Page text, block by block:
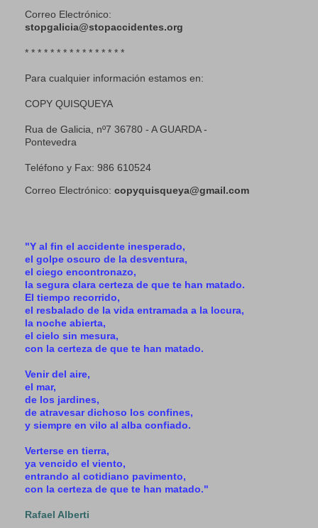
Correo Electrónico:
stopgalicia@stopaccidentes.org
* * * * * * * * * * * * * * * *
Para cualquier información estamos en:
COPY QUISQUEYA
Rua de Galicia, nº7 36780 - A GUARDA -
Pontevedra
Teléfono y Fax: 986 610524
Correo Electrónico: copyquisqueya@gmail.com
"Y al fin el accidente inesperado,
el golpe oscuro de la desventura,
el ciego encontronazo,
la segura clara certeza de que te han matado.
El tiempo recorrido,
el resbalado de la vida entramada a la locura,
la noche abierta,
el cielo sin mesura,
con la certeza de que te han matado.
Venir del aire,
el mar,
de los jardines,
de atravesar dichoso los confines,
y siempre en vilo al alba confiado.
Verterse en tierra,
ya vencido el viento,
entrando al cotidiano pavimento,
con la certeza de que te han matado."
Rafael Alberti